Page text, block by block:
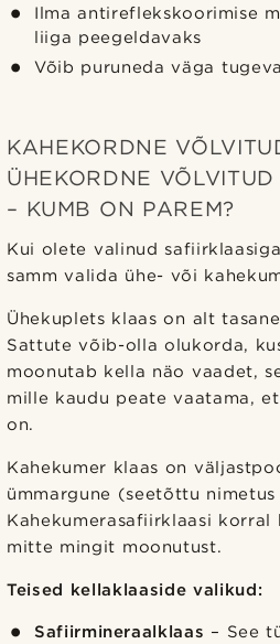
Ilma antireflekskoorimise
liiga peegeldavaks
Võib puruneda väga
KAHEKORDNE
ÜHEKORDNE
– KUMB ON PAREM?
Kui olete valinud
samm valida ühe- või
Ühekuplets klaas on alt
Sattute võib-olla olukorda,
moonutab kella näo vaadet,
mille kaudu peate vaatama,
on.
Kahekumer klaas on
ümmargune (seetõttu
Kahekumerasafiirklaasi
mitte mingit moonutust.
Teised kellaklaaside valikud:
Safiirmineraalklaas – See